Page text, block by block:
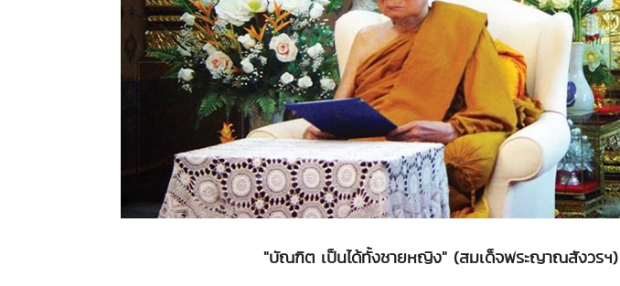
"บัณฑิต เป็นได้ทั้งชายหญิง" (สมเด็จพระญาณสังวรฯ)